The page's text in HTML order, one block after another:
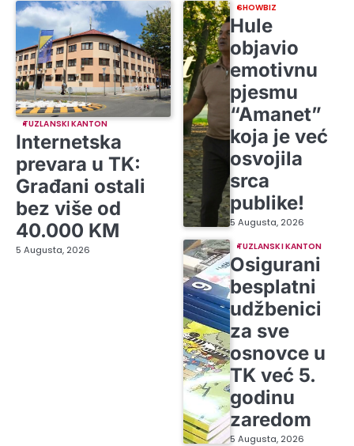
TUZLANSKI KANTON
Internetska
prevara u TK:
Građani ostali
bez više od
40.000 KM
5 Augusta, 2026
SHOWBIZ
Hule
objavio
emotivnu
pjesmu
“Amanet”
koja je već
osvojila
srca
publike!
5 Augusta, 2026
TUZLANSKI KANTON
Osigurani
besplatni
udžbenici
za sve
osnovce u
TK već 5.
godinu
zaredom
5 Augusta, 2026